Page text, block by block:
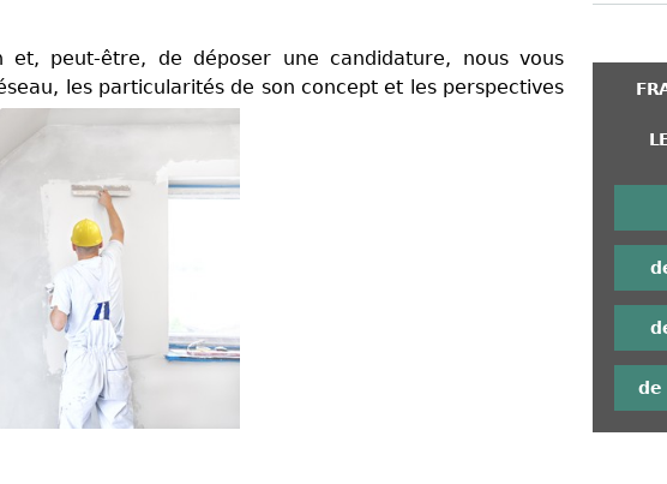
peut-être, de déposer une candidature, nous vous
les particularités de son concept et les perspectives
de